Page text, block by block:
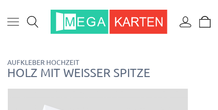
AUFKLEBER HOCHZEIT
HOLZ MIT WEISSER SPITZE